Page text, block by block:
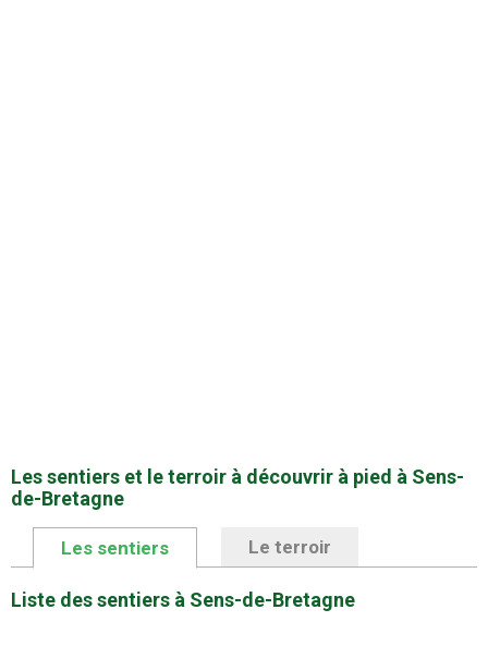
Les sentiers et le terroir à découvrir à pied à Sens-
de-Bretagne
Les sentiers Le terroir
Liste des sentiers à Sens-de-Bretagne
Promotion